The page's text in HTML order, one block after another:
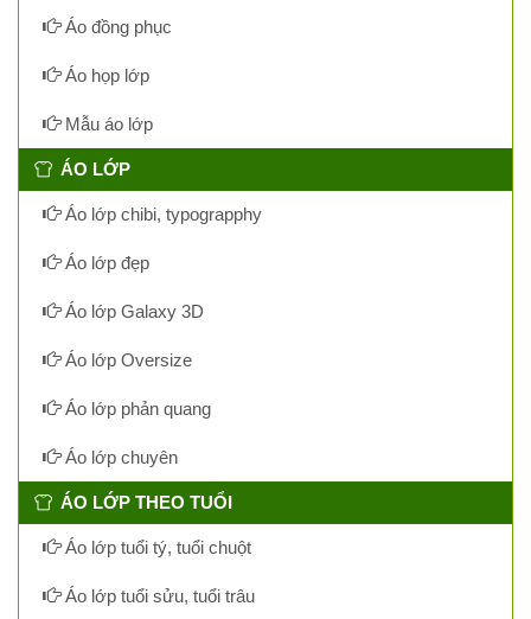
Áo đồng phục
Áo họp lớp
Mẫu áo lớp
ÁO LỚP
Áo lớp chibi, typograpphy
Áo lớp đẹp
Áo lớp Galaxy 3D
Áo lớp Oversize
Áo lớp phản quang
Áo lớp chuyên
ÁO LỚP THEO TUỔI
Áo lớp tuổi tý, tuổi chuột
Áo lớp tuổi sửu, tuổi trâu